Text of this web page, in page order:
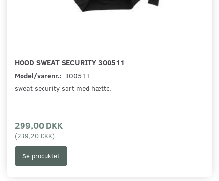
HOOD SWEAT SECURITY 300511
Model/varenr.: 300511
sweat security sort med hætte.
299,00 DKK
(239,20 DKK)
Se produktet